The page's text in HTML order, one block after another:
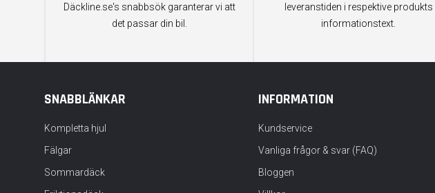
Däckline.se's snabbsök garanterar vi att
det passar din bil.
leveranstiden i respektive produkts
informationstext.
SNABBLÄNKAR
Kompletta hjul
Fälgar
Sommardäck
INFORMATION
Kundservice
Vanliga frågor & svar (FAQ)
Bloggen